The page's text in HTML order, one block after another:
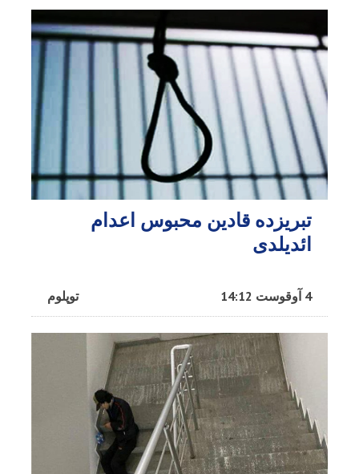
تبریزده قادین محبوس اعدام
ائدیلدی
توپلوم 4 آوقوست 14:12